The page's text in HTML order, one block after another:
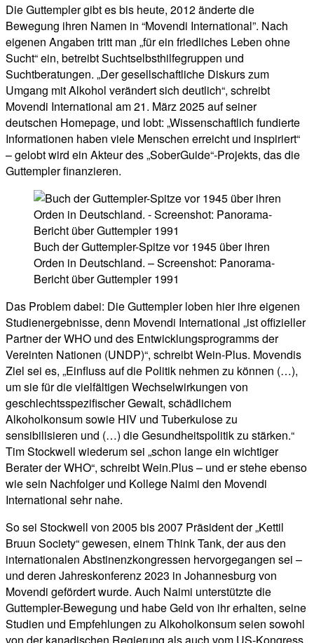
Die Guttempler gibt es bis heute, 2012 änderte die
Bewegung ihren Namen in “Movendi International”. Nach
eigenen Angaben tritt man „für ein friedliches Leben ohne
Sucht“ ein, betreibt Suchtselbsthilfegruppen und
Suchtberatungen. „Der gesellschaftliche Diskurs zum
Umgang mit Alkohol verändert sich deutlich“, schreibt
Movendi International am 21. März 2025 auf seiner
deutschen Homepage, und lobt: „Wissenschaftlich fundierte
Informationen haben viele Menschen erreicht und inspiriert“
– gelobt wird ein Akteur des „SoberGuide“-Projekts, das die
Guttempler finanzieren.
Buch der Guttempler-Spitze vor 1945 über ihren
Orden in Deutschland. – Screenshot: Panorama-
Bericht über Guttempler 1991
Das Problem dabei: Die Guttempler loben hier ihre eigenen
Studienergebnisse, denn Movendi International „ist offizieller
Partner der WHO und des Entwicklungsprogramms der
Vereinten Nationen (UNDP)“, schreibt Wein-Plus. Movendis
Ziel sei es, „Einfluss auf die Politik nehmen zu können (…),
um sie für die vielfältigen Wechselwirkungen von
geschlechtsspezifischer Gewalt, schädlichem
Alkoholkonsum sowie HIV und Tuberkulose zu
sensibilisieren und (…) die Gesundheitspolitik zu stärken.“
Tim Stockwell wiederum sei „schon lange ein wichtiger
Berater der WHO“, schreibt Wein.Plus – und er stehe ebenso
wie sein Nachfolger und Kollege Naimi den Movendi
International sehr nahe.
So sei Stockwell von 2005 bis 2007 Präsident der „Kettil
Bruun Society“ gewesen, einem Think Tank, der aus den
internationalen Abstinenzkongressen hervorgegangen sei –
und deren Jahreskonferenz 2023 in Johannesburg von
Movendi gefördert wurde. Auch Naimi unterstützte die
Guttempler-Bewegung und habe Geld von ihr erhalten, seine
Studien und Empfehlungen zu Alkoholkonsum seien sowohl
von der kanadischen Regierung als auch vom US-Kongress